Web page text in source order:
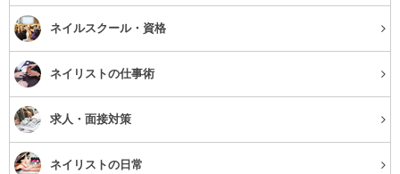
・胃腸の調子が悪い
・やる気が出ない
・頭がボーっとする
・肩こりや頭痛がある
ネイルスクール・資格
ネイリストの仕事術
求人・面接対策
ネイリストの日常